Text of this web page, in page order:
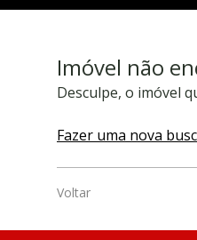
Imóvel não
Desculpe, o imóvel
Fazer uma nova
Voltar